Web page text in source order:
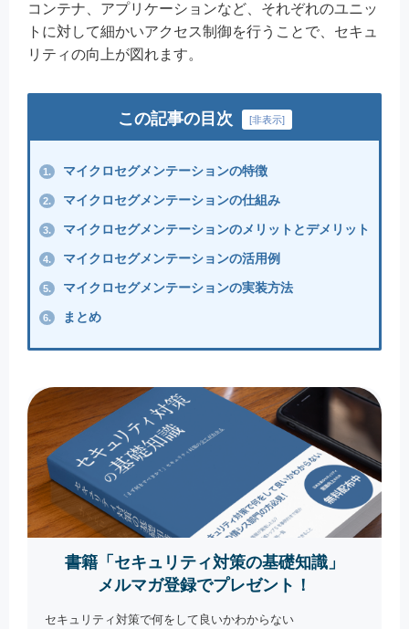
コンテナ、アプリケーションなど、それぞれのユニッ
トに対して細かいアクセス制御を行うことで、セキュ
リティの向上が図れます。
この記事の目次 [非表示]
1. マイクロセグメンテーションの特徴
2. マイクロセグメンテーションの仕組み
3. マイクロセグメンテーションのメリットとデメリット
4. マイクロセグメンテーションの活用例
5. マイクロセグメンテーションの実装方法
6. まとめ
書籍「セキュリティ対策の基礎知識」
メルマガ登録でプレゼント！
セキュリティ対策で何をして良いかわからない